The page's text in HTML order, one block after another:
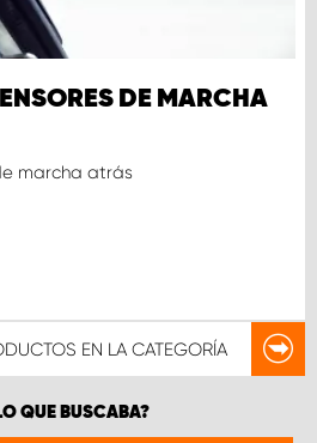
DE MARCHA
marcha atrás
EN LA CATEGORÍA
QUE BUSCABA?